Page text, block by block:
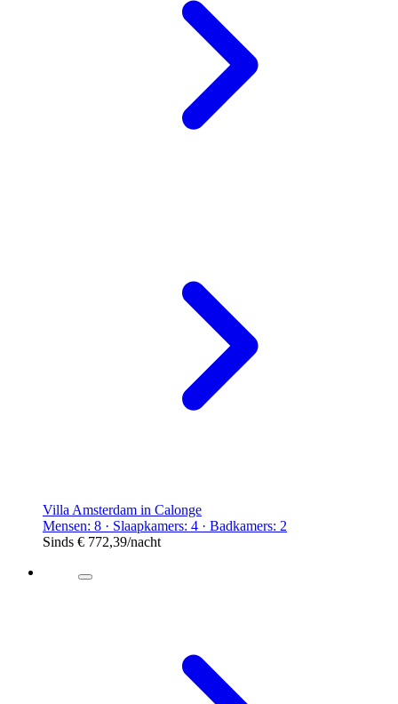
Villa Amsterdam in Calonge
Mensen: 8 · Slaapkamers: 4 · Badkamers: 2
Sinds € 772,39/nacht